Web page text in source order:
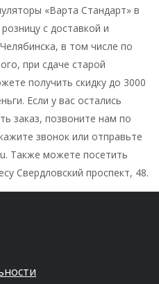
«Варта Стандарт» в
с доставкой и
в том числе по
при сдаче старой
получить скидку до 3000
Если у вас остались
заказ, позвоните нам по
звонок или отправьте
Также можете посетить
Свердловский проспект, 48.